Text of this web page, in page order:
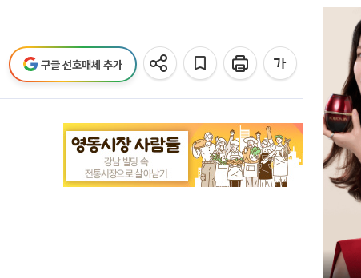
구글 선호매체 추가